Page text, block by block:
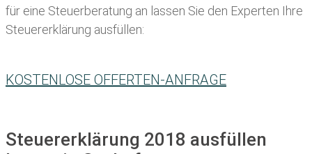
für eine Steuerberatung an lassen Sie den Experten Ihre
Steuererklärung ausfüllen:
KOSTENLOSE OFFERTEN-ANFRAGE
Steuererklärung 2018 ausfüllen